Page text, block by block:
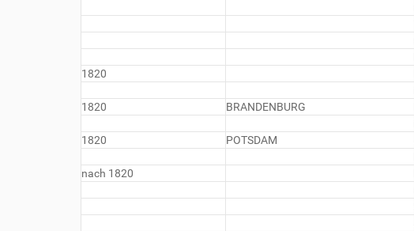
1820
1820
BRANDENBURG
1820
POTSDAM
nach 1820